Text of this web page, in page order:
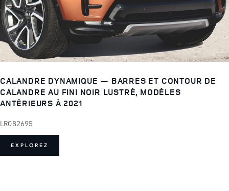
CALANDRE DYNAMIQUE — BARRES ET CONTOUR DE
CALANDRE AU FINI NOIR LUSTRÉ, MODÈLES
ANTÉRIEURS À 2021
LR082695
EXPLOREZ